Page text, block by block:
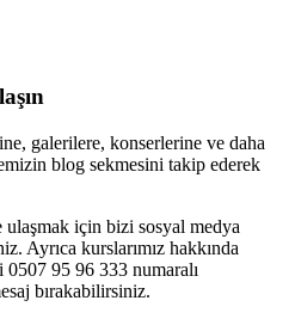
galerilere, konserlerine ve daha
blog sekmesini takip ederek
için bizi sosyal medya
Ayrıca kurslarımız hakkında
0507 95 96 333 numaralı
bırakabilirsiniz.